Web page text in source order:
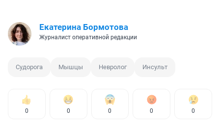
Екатерина Бормотова
Журналист оперативной редакции
Судорога Мышцы Невролог Инсульт
0 0 0 0 0